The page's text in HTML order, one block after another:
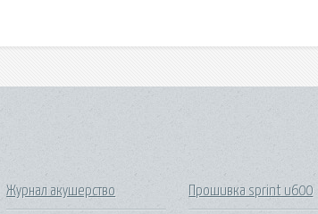
Журнал акушерство Прошивка sprint u600